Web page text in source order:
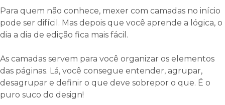
Para quem não conhece, mexer com camadas no início
pode ser difícil. Mas depois que você aprende a lógica, o
dia a dia de edição fica mais fácil.
As camadas servem para você organizar os elementos
das páginas. Lá, você consegue entender, agrupar,
desagrupar e definir o que deve sobrepor o que. É o
puro suco do design!